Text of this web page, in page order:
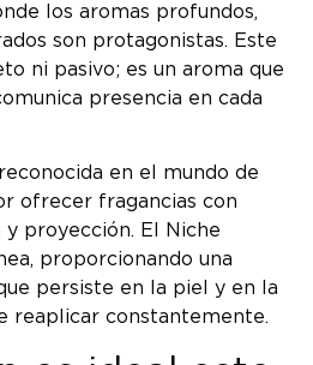
los aromas profundos,
son protagonistas. Este
ni pasivo; es un aroma que
presencia en cada
en el mundo de
ofrecer fragancias con
y proyección. El Niche
proporcionando una
persiste en la piel y en la
reaplicar constantemente.